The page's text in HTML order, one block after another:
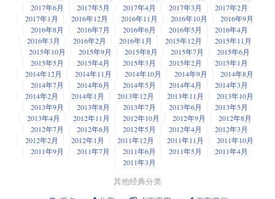
2017年6月
2017年5月 2017年4月 2017年3月
2017年2月
2017年1月
2016年12月 2016年11月 2016年10月
2016年9月
2016年8月
2016年7月 2016年6月 2016年5月
2016年4月
2016年3月
2016年2月 2016年1月 2015年12月
2015年11月
2015年10月
2015年9月 2015年8月 2015年7月
2015年6月
2015年5月
2015年4月 2015年3月 2015年2月
2015年1月
2014年12月
2014年11月 2014年10月 2014年9月
2014年8月
2014年7月
2014年6月 2014年5月 2014年4月
2014年3月
2014年2月
2014年1月 2013年12月 2013年11月
2013年10月
2013年9月
2013年8月 2013年7月 2013年6月
2013年5月
2013年4月
2012年11月 2012年10月 2012年9月
2012年8月
2012年7月
2012年6月 2012年5月 2012年4月
2012年3月
2012年2月
2012年1月 2011年12月 2011年11月
2011年10月
2011年9月
2011年7月 2011年6月 2011年5月
2011年4月
2011年3月
其他经典分类